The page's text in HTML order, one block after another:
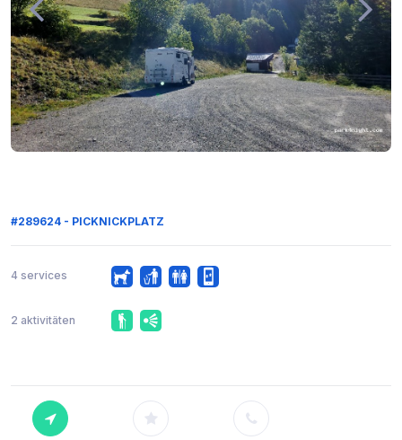
#289624 - PICKNICKPLATZ
4 services
2 aktivitäten